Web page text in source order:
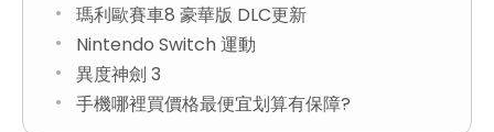
瑪利歐賽車8 豪華版 DLC更新
Nintendo Switch 運動
異度神劍 3
手機哪裡買價格最便宜划算有保障?